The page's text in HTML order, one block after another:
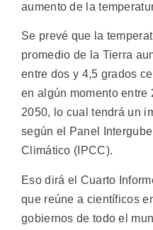
aumento de la
Se prevé que la
promedio de la Tierra
entre dos y 4,5 grados
en algún momento entre
2050, lo cual tendrá un
según el Panel
Climático (IPCC).
Eso dirá el Cuarto
que reúne a científicos
gobiernos de todo el